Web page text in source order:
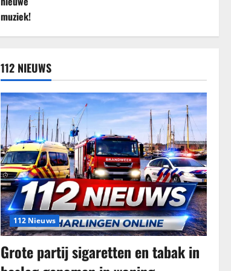
112 NIEUWS
112 Nieuws
Grote partij sigaretten en tabak in